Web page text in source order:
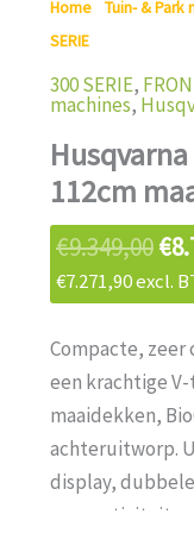
Home Tuin- & Park
SERIE
300 SERIE,
machines,
112cm
€9.349,00€
€7.271,90excl.
Compacte,
een krachtige
maaidekken,
achteruitworp.
display,
connectiviteit